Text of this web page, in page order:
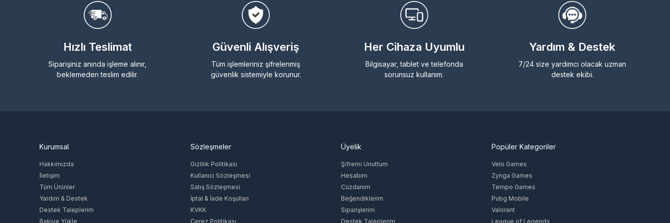
Hızlı Teslimat
Siparişiniz anında işleme alınır,
beklemeden teslim edilir.
Güvenli Alışveriş
Tüm işlemleriniz şifrelenmiş
güvenlik sistemiyle korunur.
Her Cihaza Uyumlu
Bilgisayar, tablet ve telefonda
sorunsuz kullanım.
Yardım & Destek
7/24 size yardımcı olacak uzman
destek ekibi.
Kurumsal
Hakkımızda
İletişim
Tüm Ürünler
Yardım & Destek
Destek Taleplerim
Bakiye Yükle
Sözleşmeler
Gizlilik Politikası
Kullanıcı Sözleşmesi
Satış Sözleşmesi
İptal & İade Koşulları
KVKK
Çerez Politikası
Üyelik
Şifremi Unuttum
Hesabım
Cüzdanım
Beğendiklerim
Siparişlerim
Destek Taleplerim
Popüler Kategoriler
Velo Games
Zynga Games
Tempo Games
Pubg Mobile
Valorant
League of Legends